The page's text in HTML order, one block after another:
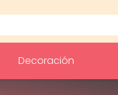
Decoración